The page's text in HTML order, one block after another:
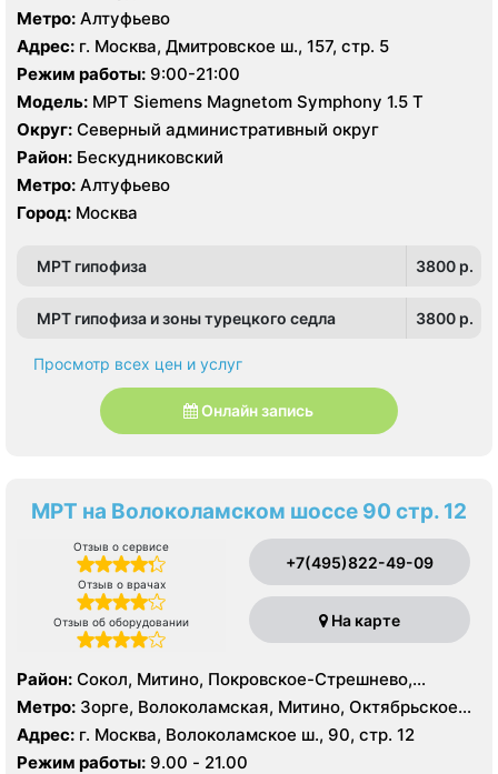
Метро: Алтуфьево
Адрес: г. Москва, Дмитровское ш., 157, стр. 5
Режим работы: 9:00-21:00
Модель:
МРТ Siemens Magnetom Symphony 1.5 Т
Округ: Северный административный округ
Район: Бескудниковский
Метро: Алтуфьево
Город: Москва
МРТ гипофиза 3800 p.
МРТ гипофиза и зоны турецкого седла 3800 p.
Просмотр всех цен и услуг
Онлайн запись
МРТ на Волоколамском шоссе 90 стр. 12
Отзыв о сервисе
Отзыв о врачах
Отзыв об оборудовании
+7(495)822-49-09
На карте
Район: Сокол, Митино, Покровское-Стрешнево,
Северное Тушино, Строгино, Хорошёво-Мнёвники,
Щукино, Южное Тушино
Метро: Зорге, Волоколамская, Митино, Октябрьское
поле, Панфиловская, Планерная, Сокол, Спартак,
Стрешнево, Сходненская, Тушинская, Щукинская
Адрес: г. Москва, Волоколамское ш., 90, стр. 12
Режим работы: 9.00 - 21.00